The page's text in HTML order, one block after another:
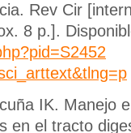
Rev Cir
8 p.].
IK. Manejo
en el tracto